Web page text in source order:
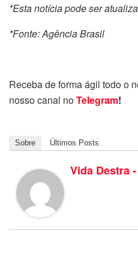
*Esta notícia pode ser
*Fonte: Agência Brasil
Receba de forma ágil todo o
nosso canal noTelegram!
Sobre Últimos Posts
Vida Destra